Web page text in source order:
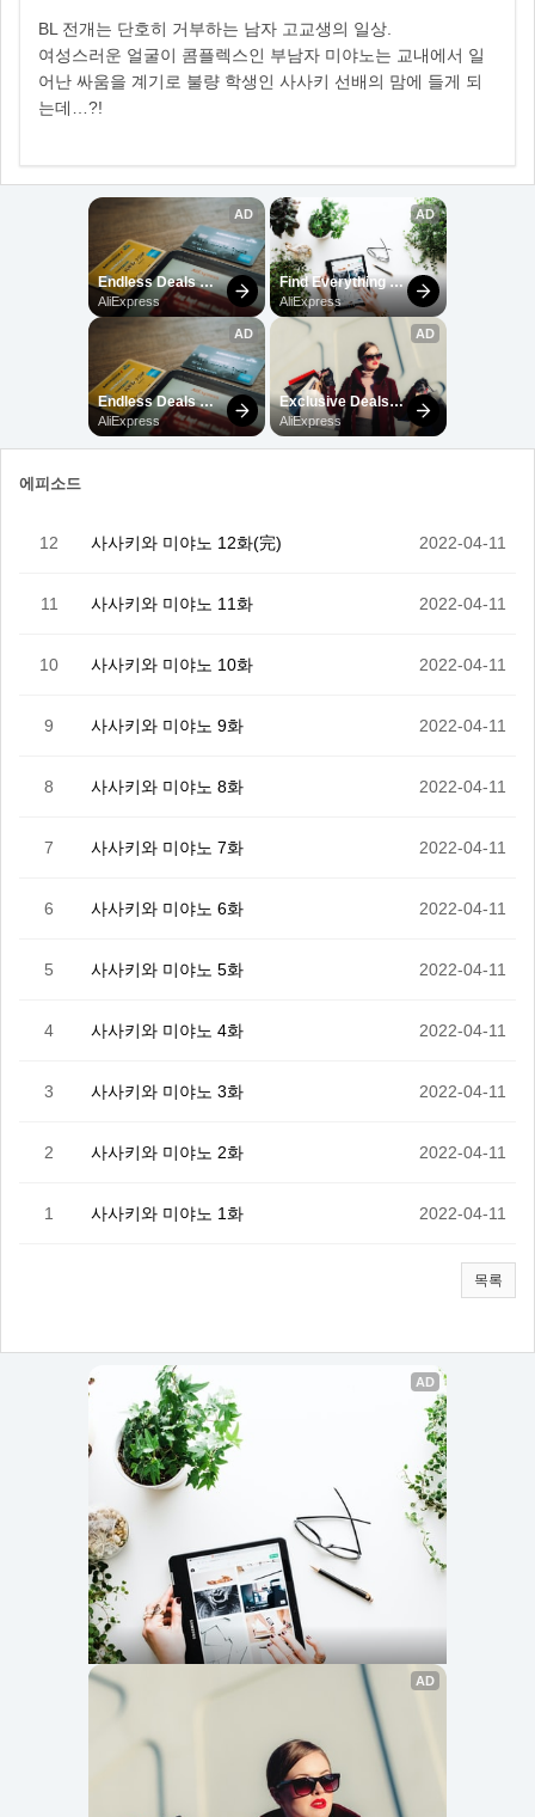
BL 전개는 단호히 거부하는 남자 고교생의 일상.
여성스러운 얼굴이 콤플렉스인 부남자 미야노는 교내에서 일
어난 싸움을 계기로 불량 학생인 사사키 선배의 맘에 들게 되
는데…?!
에피소드
12 사사키와 미야노 12화(完) 2022-04-11
11 사사키와 미야노 11화 2022-04-11
10 사사키와 미야노 10화 2022-04-11
9 사사키와 미야노 9화 2022-04-11
8 사사키와 미야노 8화 2022-04-11
7 사사키와 미야노 7화 2022-04-11
6 사사키와 미야노 6화 2022-04-11
5 사사키와 미야노 5화 2022-04-11
4 사사키와 미야노 4화 2022-04-11
3 사사키와 미야노 3화 2022-04-11
2 사사키와 미야노 2화 2022-04-11
1 사사키와 미야노 1화 2022-04-11
목록